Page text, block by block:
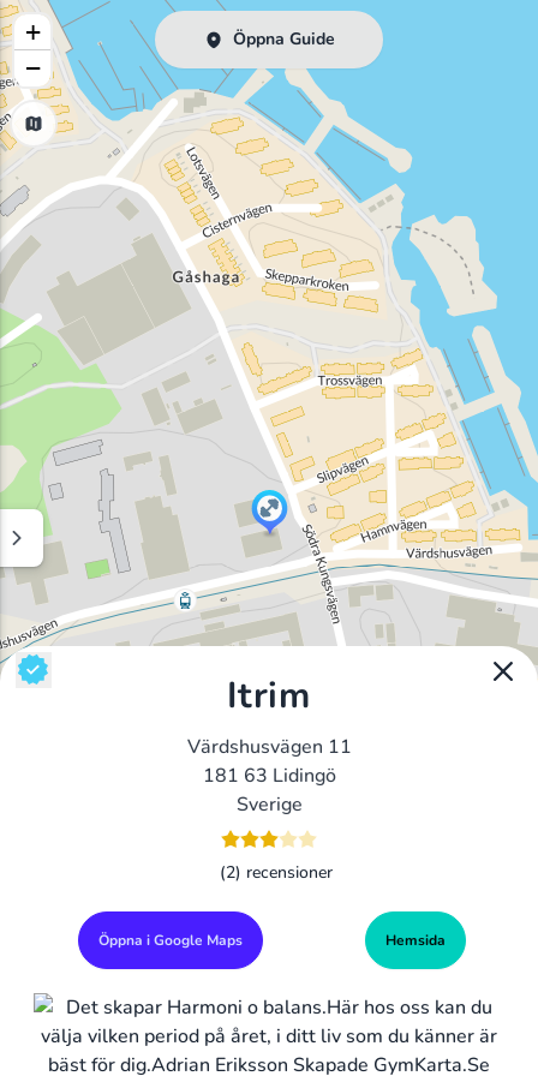
Öppna Guide
+
−
Itrim
Värdshusvägen 11
181 63 Lidingö
Sverige
(2) recensioner
Öppna i Google Maps Hemsida
Alla Gym I Sverige Sveriges Ledande Gymkedjor